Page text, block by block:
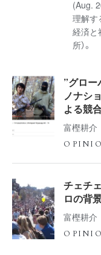
(Aug.
理解す
経済と
所）。
”グロー
ノナシ
よる競
富樫耕介
チェチ
ロの背
富樫耕介